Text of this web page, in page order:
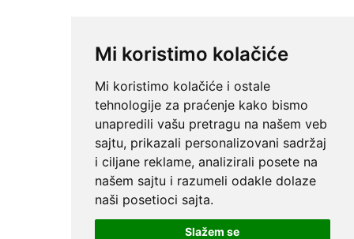
Mi koristimo kolačiće
Mi koristimo kolačiće i ostale
tehnologije za praćenje kako bismo
unapredili vašu pretragu na našem veb
sajtu, prikazali personalizovani sadržaj
i ciljane reklame, analizirali posete na
našem sajtu i razumeli odakle dolaze
naši posetioci sajta.
Slažem se